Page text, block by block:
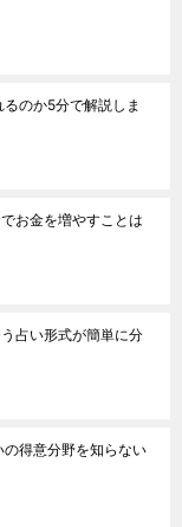
のか5分で解説しま
お金を増やすことは
占い形式が簡単に分
得意分野を知らない